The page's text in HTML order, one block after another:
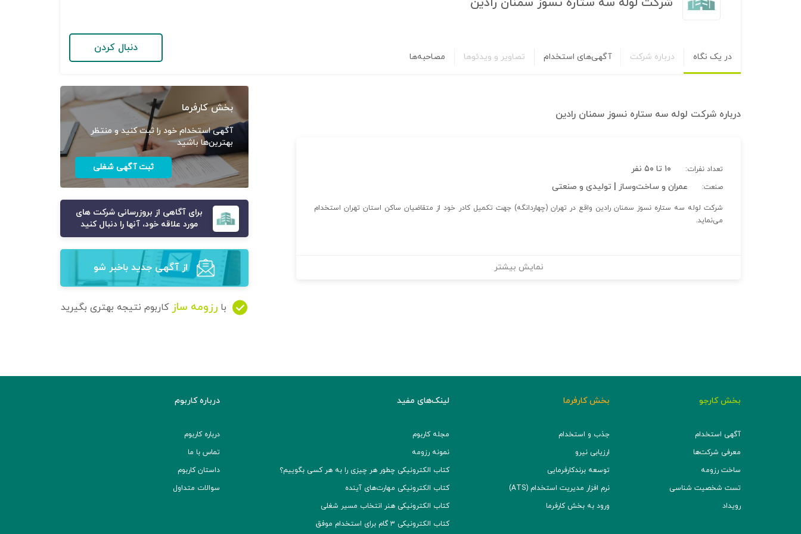
در یک نگاه درباره شرکت آگهی‌های استخدام تصاویر و ویدئوها مصاحبه‌ها
دنبال کردن
درباره شرکت لوله سه ستاره نسوز سمنان رادین
تعداد نفرات: ۱۰ تا ۵۰ نفر
صنعت: عمران و ساخت‌وساز | تولیدی و صنعتی
شرکت لوله سه ستاره نسوز سمنان رادین واقع در تهران (چهاردانگه) جهت تکمیل کادر خود از متقاضیان ساکن استان تهران استخدام
می‌نماید.
نمایش بیشتر
بخش کارفرما
آگهی استخدام خود را ثبت کنید و منتظر
بهترین‌ها باشید
ثبت آگهی شغلی
برای آگاهی از بروزرسانی شرکت های
مورد علاقه خود، آنها را دنبال کنید
از آگهی‌ جدید باخبر شو
با رزومه ساز کاربوم نتیجه بهتری بگیرید
بخش کارجو
آگهی استخدام
معرفی شرکت‌ها
ساخت رزومه
تست شخصیت شناسی
رویداد
بخش کارفرما
جذب و استخدام
ارزیابی نیرو
توسعه برند‌کارفرمایی
نرم افزار مدیریت استخدام (ATS)
ورود به بخش کارفرما
لینک‌های مفید
مجله کاربوم
نمونه رزومه
کتاب الکترونیکی چطور هر چیزی را به هر کسی بگوییم؟
کتاب الکترونیکی مهارت‌های آینده
کتاب الکترونیکی هنر انتخاب مسیر شغلی
کتاب الکترونیکی ۳ گام برای استخدام موفق
درباره کاربوم
درباره کاربوم
تماس با ما
داستان کاربوم
سوالات متداول